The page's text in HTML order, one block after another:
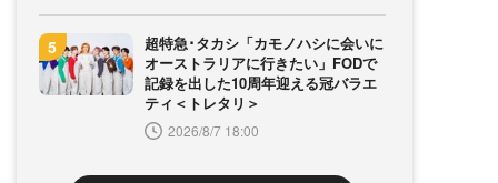
超特急･タカシ「カモノハシに会いに
オーストラリアに行きたい」FODで
記録を出した10周年迎える冠バラエ
ティ＜トレタリ＞
2026/8/7 18:00